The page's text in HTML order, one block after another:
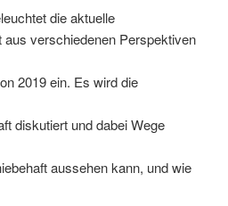
die aktuelle
verschiedenen Perspektiven
2019 ein. Es wird die
diskutiert und dabei Wege
aussehen kann, und wie